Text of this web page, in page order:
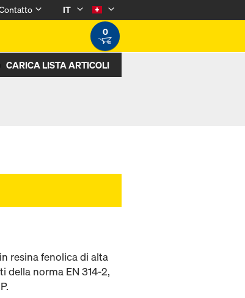
IT
0
CARICA LISTA ARTICOLI
resina fenolica di alta
della norma EN 314-2,